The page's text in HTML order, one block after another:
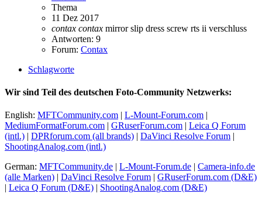
Thema
11 Dez 2017
contax contax mirror slip dress screw rts ii verschluss
Antworten: 9
Forum: Contax
Schlagworte
Wir sind Teil des deutschen Foto-Community Netzwerks:
English: MFTCommunity.com | L-Mount-Forum.com |
MediumFormatForum.com | GRuserForum.com | Leica Q Forum
(intl.) | DPRforum.com (all brands) | DaVinci Resolve Forum |
ShootingAnalog.com (intl.)
German: MFTCommunity.de | L-Mount-Forum.de | Camera-info.de
(alle Marken) | DaVinci Resolve Forum | GRuserForum.com (D&E)
| Leica Q Forum (D&E) | ShootingAnalog.com (D&E)